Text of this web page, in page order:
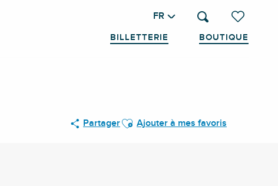
Voir les
Recherche
FR
BILLETTERIE BOUTIQUE
PartagerAjouter aux favoris
Ajouter à mes favoris